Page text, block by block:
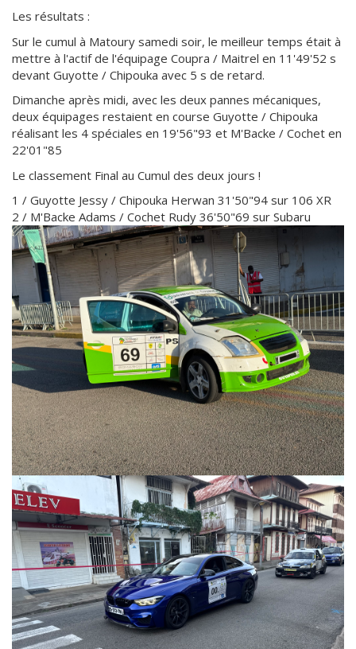
Les résultats :
Sur le cumul à Matoury samedi soir, le meilleur temps était à
mettre à l'actif de l'équipage Coupra / Maitrel en 11'49'52 s
devant Guyotte / Chipouka avec 5 s de retard.
Dimanche après midi, avec les deux pannes mécaniques,
deux équipages restaient en course Guyotte / Chipouka
réalisant les 4 spéciales en 19'56"93 et M'Backe / Cochet en
22'01"85
Le classement Final au Cumul des deux jours !
1 / Guyotte Jessy / Chipouka Herwan 31'50"94 sur 106 XR
2 / M'Backe Adams / Cochet Rudy 36'50"69 sur Subaru
Faire
une
galerie